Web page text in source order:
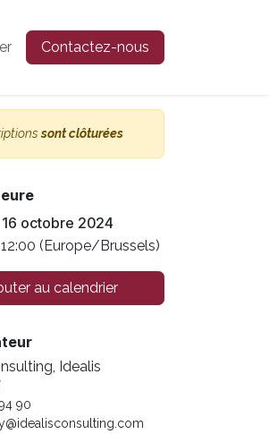
Contactez-nous
sont clôturées
octobre 2024
12:00 (Europe/Brussels)
au calendrier
Idealis
90